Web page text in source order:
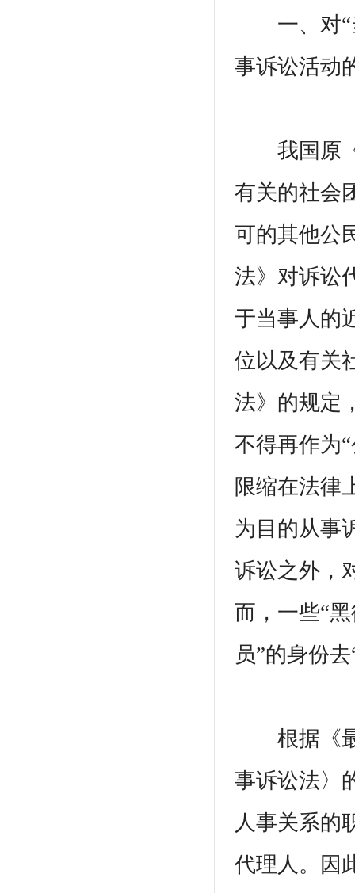
一、对“
事诉讼活动
我国原《
有关的社会
可的其他公
法》对诉讼
于当事人的
位以及有关
法》的规定
不得再作为
限缩在法律
为目的从事
诉讼之外，
而，一些“
员”的身份
根据《最
事诉讼法〉
人事关系的
代理人。因